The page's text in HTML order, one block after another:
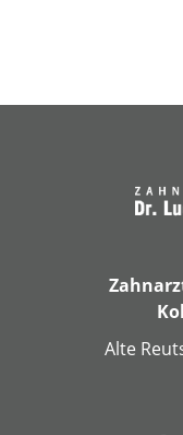
Alte